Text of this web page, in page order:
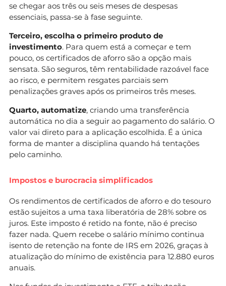
se chegar aos três ou seis meses de despesas
essenciais, passa-se à fase seguinte.
Terceiro, escolha o primeiro produto de
investimento. Para quem está a começar e tem
pouco, os certificados de aforro são a opção mais
sensata. São seguros, têm rentabilidade razoável face
ao risco, e permitem resgates parciais sem
penalizações graves após os primeiros três meses.
Quarto, automatize, criando uma transferência
automática no dia a seguir ao pagamento do salário. O
valor vai direto para a aplicação escolhida. É a única
forma de manter a disciplina quando há tentações
pelo caminho.
Impostos e burocracia simplificados
Os rendimentos de certificados de aforro e do tesouro
estão sujeitos a uma taxa liberatória de 28% sobre os
juros. Este imposto é retido na fonte, não é preciso
fazer nada. Quem recebe o salário mínimo continua
isento de retenção na fonte de IRS em 2026, graças à
atualização do mínimo de existência para 12.880 euros
anuais.